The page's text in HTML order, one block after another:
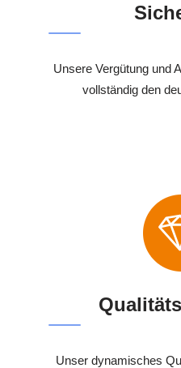
Unsere Vergütung und
vollständig den
Unser dynamisches